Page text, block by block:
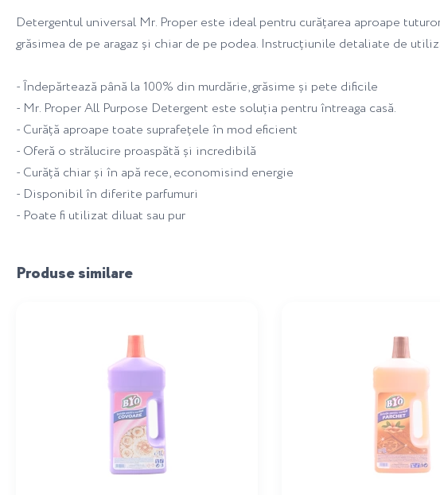
Detergentul universal Mr. Proper este ideal pentru curățarea aproape
grăsimea de pe aragaz și chiar de pe podea. Instrucțiunile detaliate de
- Îndepărtează până la 100% din murdărie, grăsime și pete dificile
- Mr. Proper All Purpose Detergent este soluția pentru întreaga casă.
- Curăță aproape toate suprafețele în mod eficient
- Oferă o strălucire proaspătă și incredibilă
- Curăță chiar și în apă rece, economisind energie
- Disponibil în diferite parfumuri
- Poate fi utilizat diluat sau pur
Produse similare